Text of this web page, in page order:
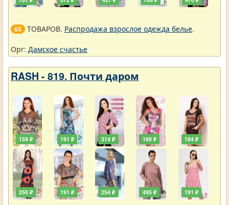
65 ТОВАРОВ. Распродажа взрослое одежда белье.
Орг: Дамское счастье
RASH - 819. Почти даром
159 ₽
250 ₽
191 ₽
191 ₽
314 ₽
254 ₽
168 ₽
495 ₽
184 ₽
191 ₽